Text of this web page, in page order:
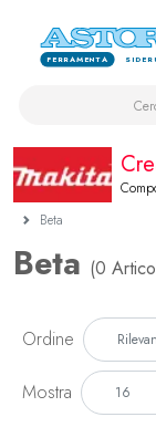
FERRAMENTA
Beta
Beta (0
Ordine
Mostra